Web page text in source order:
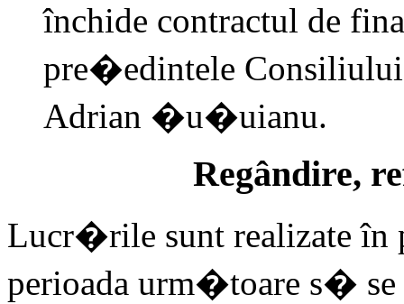
închide contractul de
pre�edintele
Adrian �u�uianu.
Regândire,
Lucr�rile sunt realizate în
perioada urm�toare s�